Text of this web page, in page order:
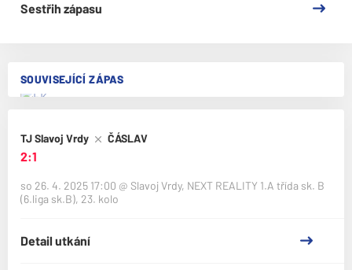
SOUVISEJÍCÍ ZÁPAS
TJ Slavoj Vrdy ČÁSLAV
2:1
so 26. 4. 2025 17:00 @ Slavoj Vrdy, NEXT REALITY 1.A třída sk. B
(6.liga sk.B), 23. kolo
Detail utkání
Sestřih zápasu